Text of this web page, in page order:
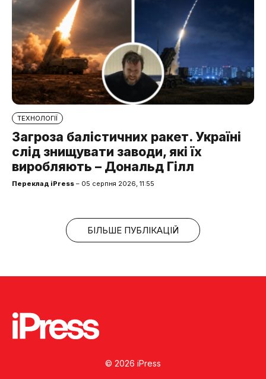
ТЕХНОЛОГІЇ
Загроза балістичних ракет. Україні
слід знищувати заводи, які їх
виробляють – Дональд Гілл
Переклад iPress – 05 серпня 2026, 11:55
БІЛЬШЕ ПУБЛІКАЦІЙ
© 2026 iPress